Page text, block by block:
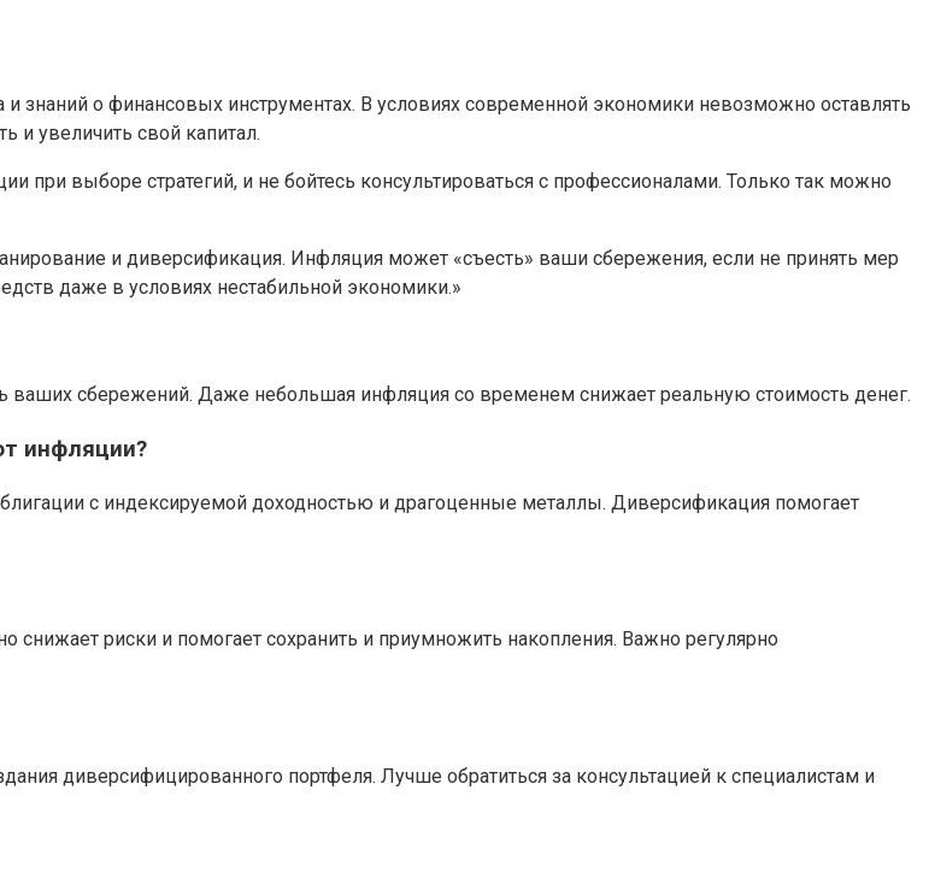
знаний о финансовых инструментах. В условиях современной экономики невозможно оставлять
и увеличить свой капитал.
при выборе стратегий, и не бойтесь консультироваться с профессионалами. Только так можно
и диверсификация. Инфляция может «съесть» ваши сбережения, если не принять мер
даже в условиях нестабильной экономики.»
ваших сбережений. Даже небольшая инфляция со временем снижает реальную стоимость денег.
инфляции?
с индексируемой доходностью и драгоценные металлы. Диверсификация помогает
снижает риски и помогает сохранить и приумножить накопления. Важно регулярно
диверсифицированного портфеля. Лучше обратиться за консультацией к специалистам и